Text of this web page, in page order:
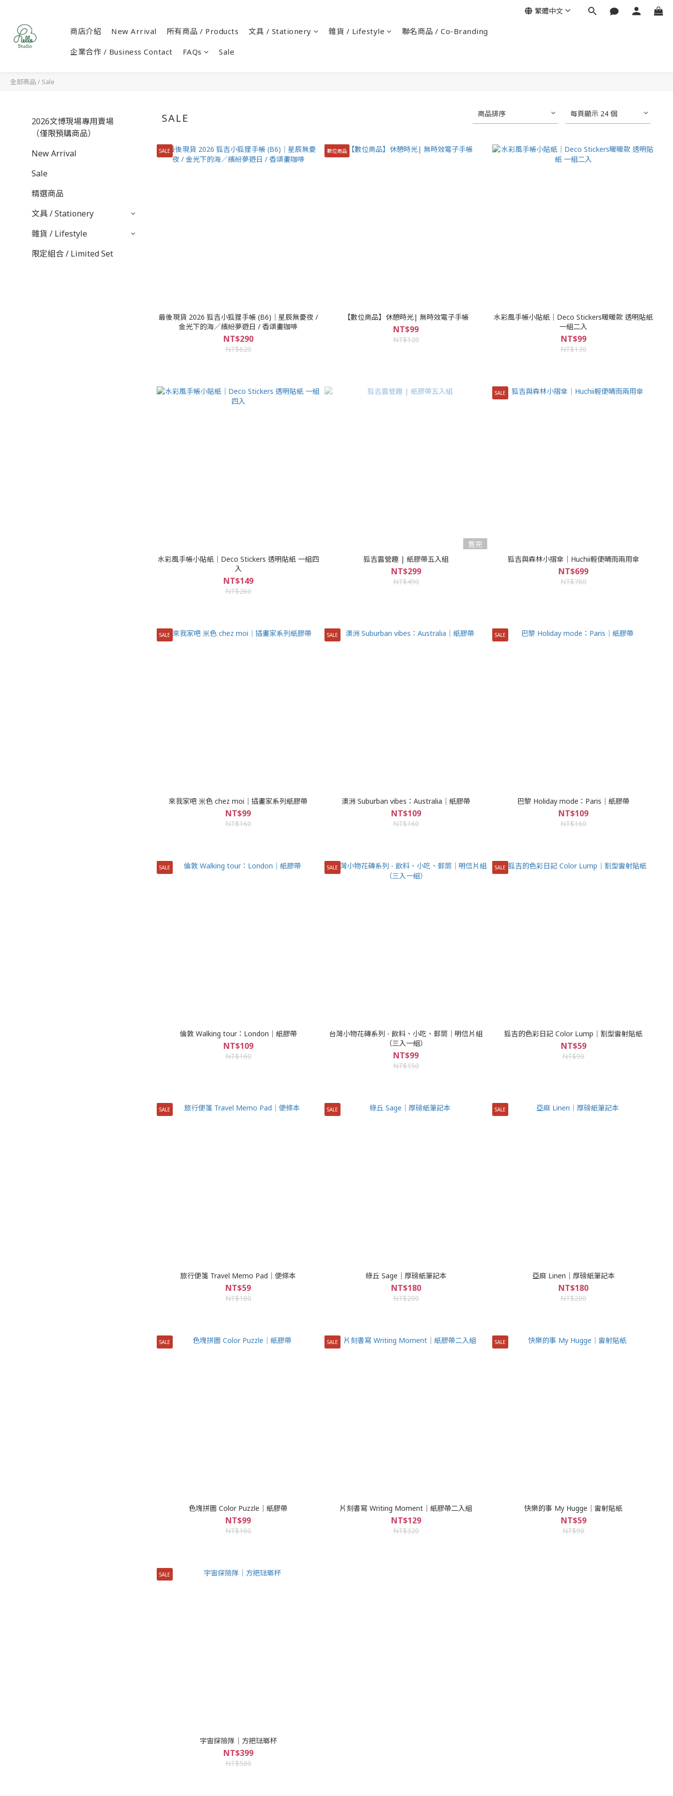
商店介紹 New Arrival 所有商品 / Products 文具 / Stationery 雜貨 / Lifestyle 聯名商品 / Co-Branding
企業合作 / Business Contact FAQs Sale
繁體中文
全部商品 / Sale
2026文博現場專用賣場
（僅限預購商品）
New Arrival
Sale
精選商品
文具 / Stationery
雜貨 / Lifestyle
限定組合 / Limited Set
SALE 商品排序 每頁顯示 24 個
SALE
最後現貨 2026 狐吉小狐狸手帳 (B6)｜星辰無憂夜 /
金光下的海／繽紛夢遊日 / 香頌畫咖啡
NT$290
NT$620
數位商品
【數位商品】休憩時光| 無時效電子手帳
NT$99
NT$120
水彩風手帳小貼紙｜Deco Stickers暖暖款 透明貼紙
一組二入
NT$99
NT$130
水彩風手帳小貼紙｜Deco Stickers 透明貼紙 一組四
入
NT$149
NT$260
售完
狐吉露營趣 | 紙膠帶五入組
NT$299
NT$490
SALE
狐吉與森林小摺傘｜Huchii輕便晴雨兩用傘
NT$699
NT$780
SALE
來我家吧 米色 chez moi｜插畫家系列紙膠帶
NT$99
NT$160
SALE
澳洲 Suburban vibes：Australia｜紙膠帶
NT$109
NT$160
SALE
巴黎 Holiday mode：Paris｜紙膠帶
NT$109
NT$160
SALE
倫敦 Walking tour：London｜紙膠帶
NT$109
NT$160
SALE
台灣小物花磚系列 - 飲料、小吃、郵筒｜明信片組
（三入一組）
NT$99
NT$150
SALE
狐吉的色彩日記 Color Lump｜割型雷射貼紙
NT$59
NT$90
SALE
旅行便箋 Travel Memo Pad｜便條本
NT$59
NT$180
SALE
綠丘 Sage｜厚磅紙筆記本
NT$180
NT$200
SALE
亞麻 Linen｜厚磅紙筆記本
NT$180
NT$200
SALE
色塊拼圖 Color Puzzle｜紙膠帶
NT$99
NT$160
SALE
片刻書寫 Writing Moment｜紙膠帶二入組
NT$129
NT$320
SALE
快樂的事 My Hugge｜雷射貼紙
NT$59
NT$90
SALE
宇宙探險隊｜方把琺瑯杯
NT$399
NT$580